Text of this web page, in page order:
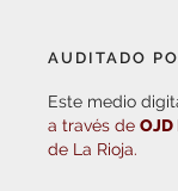
AUDITADO
Este medio
a través de
de La Rioja.